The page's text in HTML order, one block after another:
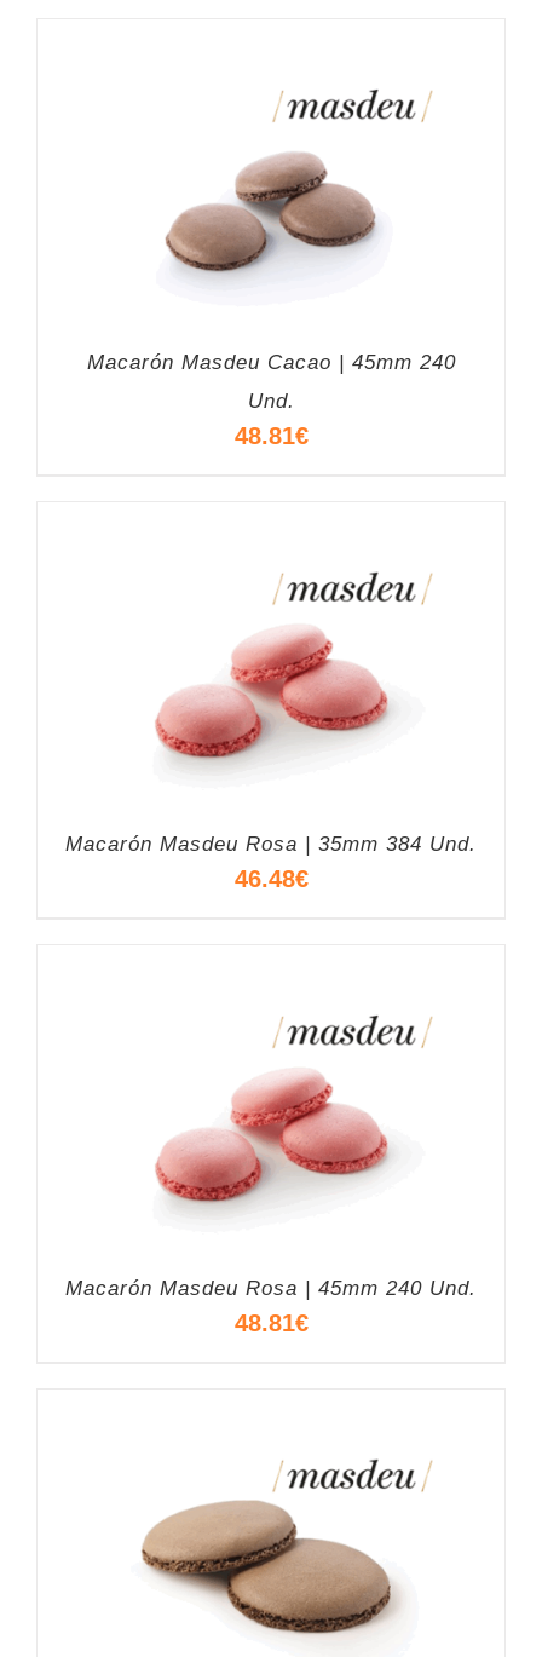
Macarón Masdeu Cacao | 45mm 240
Und.
48.81€
Macarón Masdeu Rosa | 35mm 384 Und.
46.48€
Macarón Masdeu Rosa | 45mm 240 Und.
48.81€